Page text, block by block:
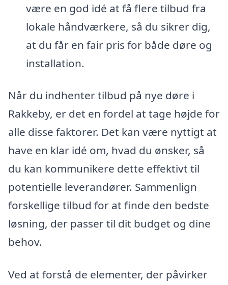
være en god idé at få flere tilbud fra
lokale håndværkere, så du sikrer dig,
at du får en fair pris for både døre og
installation.
Når du indhenter tilbud på nye døre i
Rakkeby, er det en fordel at tage højde for
alle disse faktorer. Det kan være nyttigt at
have en klar idé om, hvad du ønsker, så
du kan kommunikere dette effektivt til
potentielle leverandører. Sammenlign
forskellige tilbud for at finde den bedste
løsning, der passer til dit budget og dine
behov.
Ved at forstå de elementer, der påvirker